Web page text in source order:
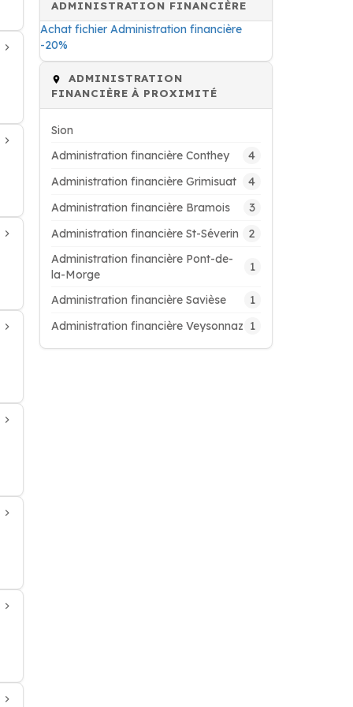
ADMINISTRATION FINANCIÈRE
Achat fichier Administration financière
-20%
ADMINISTRATION
FINANCIÈRE À PROXIMITÉ
Sion
Administration financière Conthey
4
Administration financière Grimisuat 4
Administration financière Bramois 3
Administration financière St-Séverin 2
Administration financière Pont-de-
la-Morge
1
Administration financière Savièse 1
Administration financière Veysonnaz 1